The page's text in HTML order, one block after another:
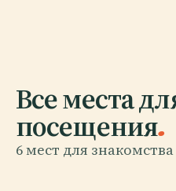
Все места
посещения.
6 мест для знакомства